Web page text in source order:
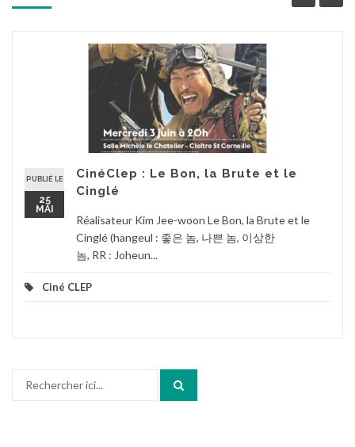
PUBLIÉ LE
25
MAI
CinéClep : Le Bon, la Brute et le
Cinglé
Réalisateur Kim Jee-woon Le Bon, la Brute et le
Cinglé (hangeul : 좋은 놈, 나쁜 놈, 이상한
놈, RR : Joheun...
Ciné CLEP